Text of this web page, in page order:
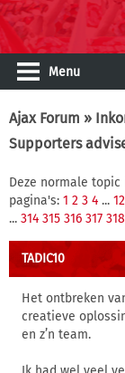
Menu
Ajax Forum »
Supporters
Deze normale
pagina's: 1 2 3 4 ...
... 314 315 316 317 318
TADIC10
Het ontbreken
creatieve
en z’n team.